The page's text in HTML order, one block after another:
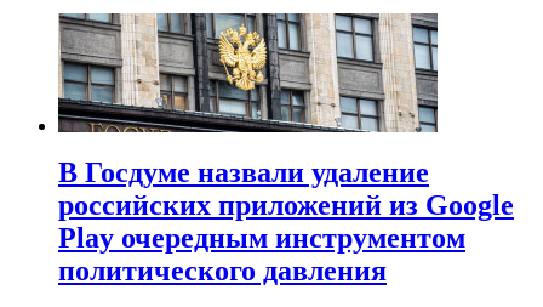
В Госдуме назвали удаление
российских приложений из Google
Play очередным инструментом
политического давления